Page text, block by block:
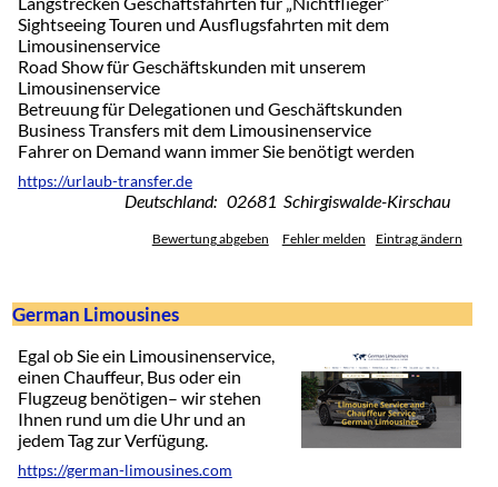
Sightseeing Touren und Ausflugsfahrten mit dem
Limousinenservice
Road Show für Geschäftskunden mit unserem
Limousinenservice
Betreuung für Delegationen und Geschäftskunden
Business Transfers mit dem Limousinenservice
Fahrer on Demand wann immer Sie benötigt werden
https://urlaub-transfer.de
Deutschland: 02681 Schirgiswalde-Kirschau
Bewertung abgeben Fehler melden Eintrag ändern
German Limousines
Egal ob Sie ein Limousinenservice,
einen Chauffeur, Bus oder ein
Flugzeug benötigen– wir stehen
Ihnen rund um die Uhr und an
jedem Tag zur Verfügung.
https://german-limousines.com